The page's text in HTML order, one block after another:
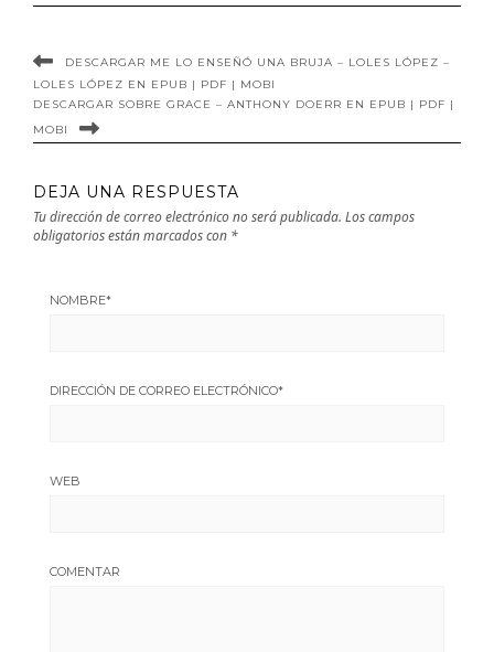
DESCARGAR ME LO ENSEÑÓ UNA BRUJA – LOLES LÓPEZ –
LOLES LÓPEZ EN EPUB | PDF | MOBI
DESCARGAR SOBRE GRACE – ANTHONY DOERR EN EPUB | PDF |
MOBI
DEJA UNA RESPUESTA
Tu dirección de correo electrónico no será publicada. Los campos
obligatorios están marcados con *
NOMBRE*
DIRECCIÓN DE CORREO ELECTRÓNICO*
WEB
COMENTAR